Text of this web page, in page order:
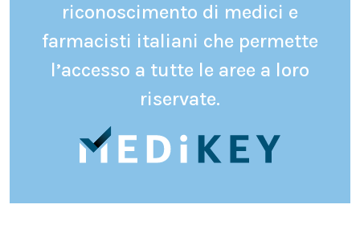
riconoscimento di medici e
farmacisti italiani che permette
l’accesso a tutte le aree a loro
riservate.